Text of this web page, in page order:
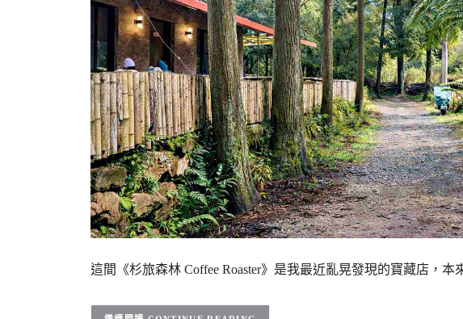
這間《杉旅森林 Coffee Roaster》是我最近亂晃發現的寶藏店，